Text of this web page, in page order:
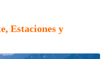
Estaciones y